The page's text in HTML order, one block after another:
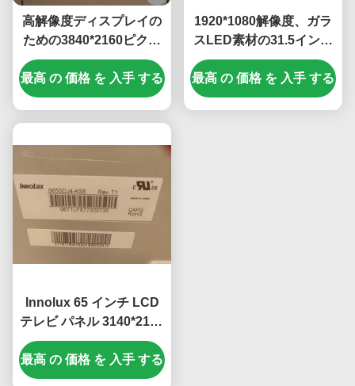
高解像度ディスプレイの
ための3840*2160ピクセ
ルとIPS技術を持つ43イ
ンチLCDテレビパネル
最高 の 価格 を 入手 する
1920*1080解像度、ガラ
スLED素材の31.5インチ
液晶テレビパネル
最高 の 価格 を 入手 する
Innolux 65 インチ LCD
テレビ パネル 3140*2160
ピクセルと RGB 垂直ス
トライプ LED テレビ モ
ジュール
最高 の 価格 を 入手 する